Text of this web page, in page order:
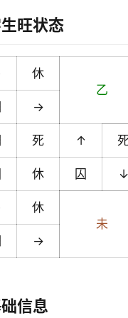
旺状态
休
乙
→
死 ↑
休 囚 ↓
休
未
→
信息